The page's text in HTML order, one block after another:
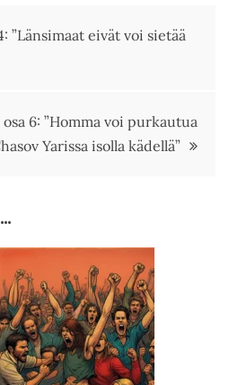
”Länsimaat eivät voi sietää
6: ”Homma voi purkautua
Yarissa isolla kädellä”